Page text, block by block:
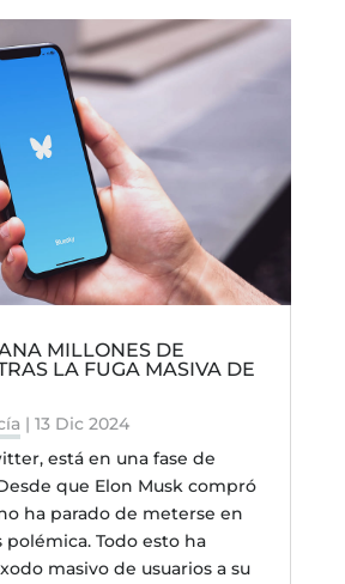
MILLONES DE
LA FUGA MASIVA DE
| 13 Dic 2024
está en una fase de
que Elon Musk compró
ha parado de meterse en
polémica. Todo esto ha
masivo de usuarios a su